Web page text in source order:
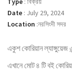
Date : July 29, 2024
Location :নরসিংদী সদর
একুশ কোরিয়ান ল্যাঙ্গুয়েজ
এখানে মোট ৪ টি বই